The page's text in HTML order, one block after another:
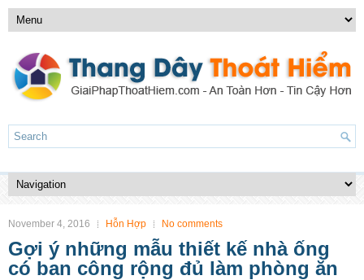
November 4, 2016 Hỗn Hợp No comments
Gợi ý những mẫu thiết kế nhà ống
có ban công rộng đủ làm phòng ăn